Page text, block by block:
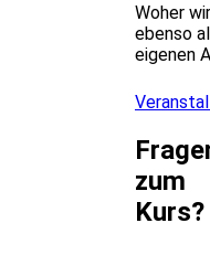
Woher
ebenso
eigenen
zum
Kurs?